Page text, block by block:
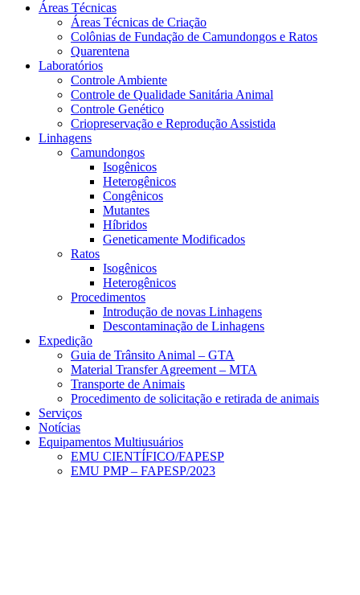
Áreas Técnicas
Áreas Técnicas de Criação
Colônias de Fundação de Camundongos e Ratos
Quarentena
Laboratórios
Controle Ambiente
Controle de Qualidade Sanitária Animal
Controle Genético
Criopreservação e Reprodução Assistida
Linhagens
Camundongos
Isogênicos
Heterogênicos
Congênicos
Mutantes
Híbridos
Geneticamente Modificados
Ratos
Isogênicos
Heterogênicos
Procedimentos
Introdução de novas Linhagens
Descontaminação de Linhagens
Expedição
Guia de Trânsito Animal – GTA
Material Transfer Agreement – MTA
Transporte de Animais
Procedimento de solicitação e retirada de animais
Serviços
Notícias
Equipamentos Multiusuários
EMU CIENTÍFICO/FAPESP
EMU PMP – FAPESP/2023